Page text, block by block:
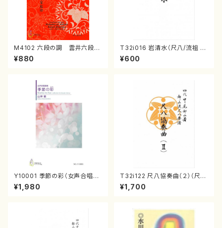
M4102 六段の調 雲井六段
（箏/宮城道雄著・宮城宗家監修/
箏曲古典楽譜）
¥880
T32i016 岩清水（尺八/流祖 中
尾都山/楽譜）都山：15
¥600
Y10001 季節の彩（女声合唱、
ピアノ/山岸徹/楽譜）
¥1,980
T32i122 尺八協奏曲（２）（尺
八/二代 山本邦山/尺八/都山式
譜）都山流公刊楽譜曲番:571
¥1,700